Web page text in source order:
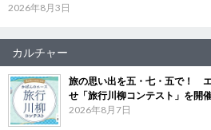
2026年8月3日
カルチャー
旅の思い出を五・七・五で！
せ「旅行川柳コンテスト」を開
2026年8月7日